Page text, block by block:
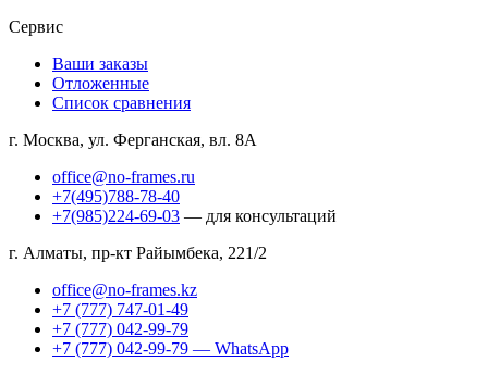
Сервис
Ваши заказы
Отложенные
Список сравнения
г. Москва, ул. Ферганская, вл. 8А
office@no-frames.ru
+7(495)788-78-40
+7(985)224-69-03 — для консультаций
г. Алматы, пр-кт Райымбека, 221/2
office@no-frames.kz
+7 (777) 747-01-49
+7 (777) 042-99-79
+7 (777) 042-99-79 — WhatsApp